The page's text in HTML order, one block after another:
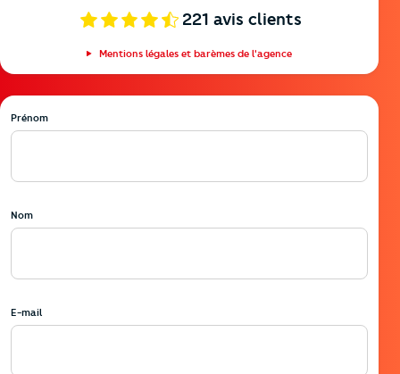
221 avis clients
Mentions légales et barèmes de l'agence
Prénom
Nom
E-mail